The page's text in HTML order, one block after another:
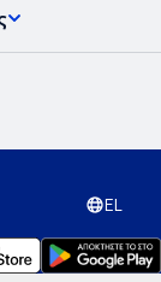
EL